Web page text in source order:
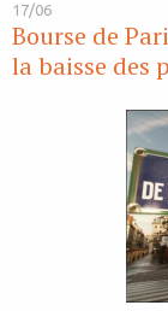
17/06
Bourse de
la baisse des